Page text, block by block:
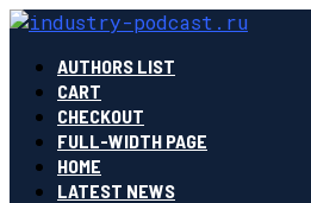
AUTHORS LIST
CART
CHECKOUT
FULL-WIDTH PAGE
HOME
LATEST NEWS